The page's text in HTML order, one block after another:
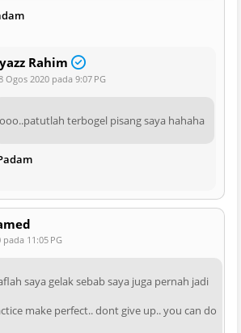
Rahim
Ogos 2020 pada 9:07 PG
ooo..patutlah terbogel pisang saya hahaha
11:05 PG
saya gelak sebab saya juga pernah jadi
make perfect.. dont give up.. you can do